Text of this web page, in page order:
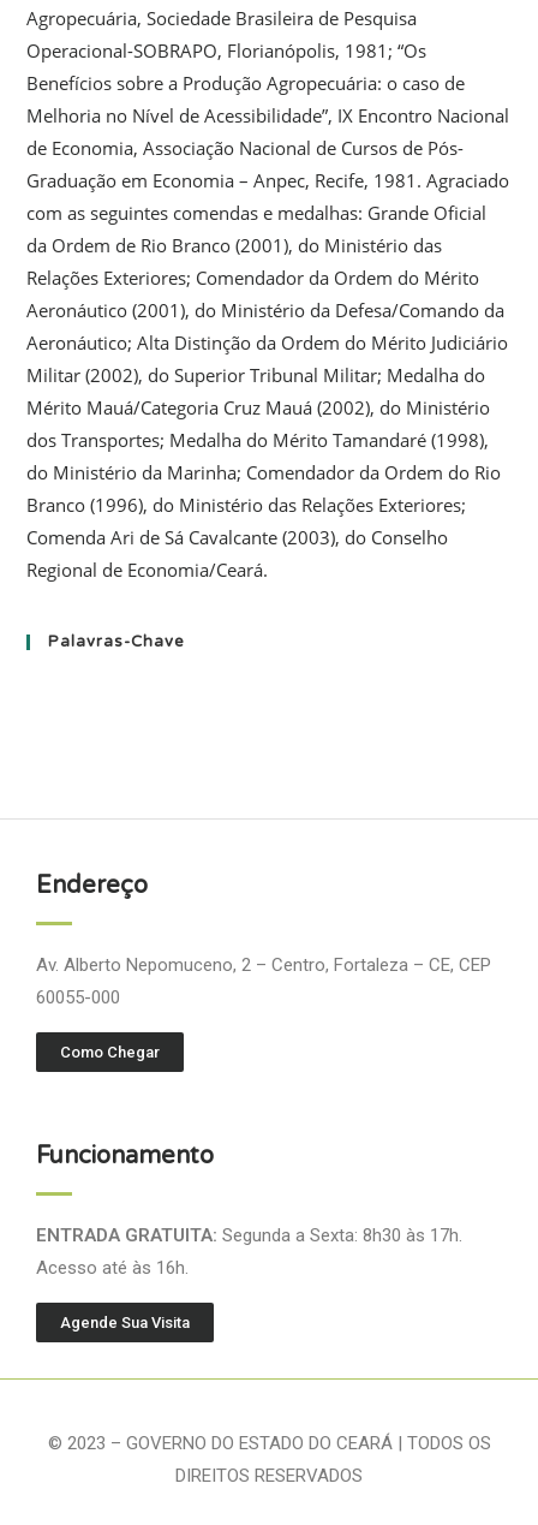
Agropecuária, Sociedade Brasileira de Pesquisa
Operacional-SOBRAPO, Florianópolis, 1981; “Os
Benefícios sobre a Produção Agropecuária: o caso de
Melhoria no Nível de Acessibilidade”, IX Encontro Nacional
de Economia, Associação Nacional de Cursos de Pós-
Graduação em Economia – Anpec, Recife, 1981. Agraciado
com as seguintes comendas e medalhas: Grande Oficial
da Ordem de Rio Branco (2001), do Ministério das
Relações Exteriores; Comendador da Ordem do Mérito
Aeronáutico (2001), do Ministério da Defesa/Comando da
Aeronáutico; Alta Distinção da Ordem do Mérito Judiciário
Militar (2002), do Superior Tribunal Militar; Medalha do
Mérito Mauá/Categoria Cruz Mauá (2002), do Ministério
dos Transportes; Medalha do Mérito Tamandaré (1998),
do Ministério da Marinha; Comendador da Ordem do Rio
Branco (1996), do Ministério das Relações Exteriores;
Comenda Ari de Sá Cavalcante (2003), do Conselho
Regional de Economia/Ceará.
Palavras-Chave
Endereço
Av. Alberto Nepomuceno, 2 – Centro, Fortaleza – CE, CEP
60055-000
Como Chegar
Funcionamento
ENTRADA GRATUITA: Segunda a Sexta: 8h30 às 17h.
Acesso até às 16h.
Agende Sua Visita
© 2023 – GOVERNO DO ESTADO DO CEARÁ | TODOS OS
DIREITOS RESERVADOS